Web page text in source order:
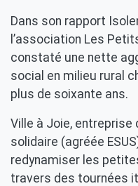
Dans son rapport
l’association Les
constaté une nette
social en milieu rural
plus de soixante ans.
Ville à Joie, entreprise
solidaire (agréée
redynamiser les
travers des tournées